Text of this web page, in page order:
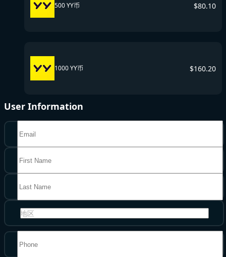
500 YY币 $80.10
1000 YY币 $160.20
User Information
地区